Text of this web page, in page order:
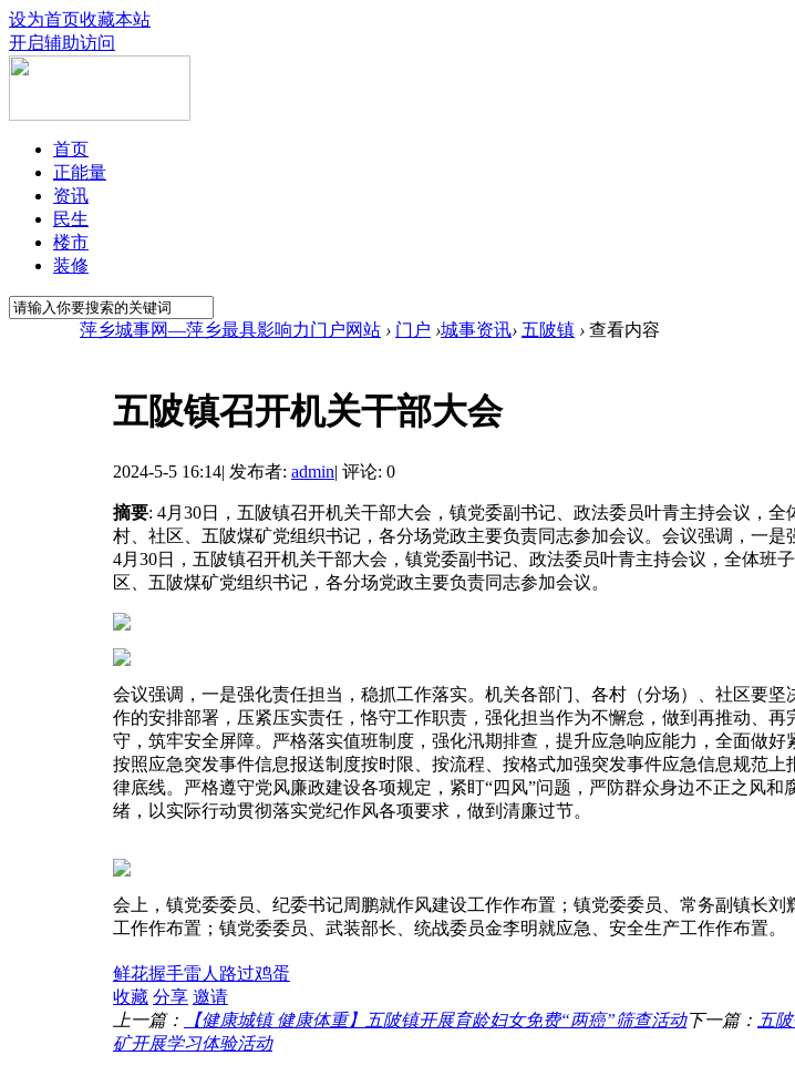
设为首页收藏本站
开启辅助访问
首页
正能量
资讯
民生
楼市
装修
萍乡城事网—萍乡最具影响力门户网站 › 门户 ›城事资讯› 五陂镇 › 查看内容
五陂镇召开机关干部大会
2024-5-5 16:14| 发布者: admin| 评论: 0
摘要: 4月30日，五陂镇召开机关干部大会，镇党委副书记、政法委员叶青主持会议，
村、社区、五陂煤矿党组织书记，各分场党政主要负责同志参加会议。会议强调，一是
4月30日，五陂镇召开机关干部大会，镇党委副书记、政法委员叶青主持会议，全体班
区、五陂煤矿党组织书记，各分场党政主要负责同志参加会议。
会议强调，一是强化责任担当，稳抓工作落实。机关各部门、各村（分场）、社区要坚
作的安排部署，压紧压实责任，恪守工作职责，强化担当作为不懈怠，做到再推动、再
守，筑牢安全屏障。严格落实值班制度，强化汛期排查，提升应急响应能力，全面做好
按照应急突发事件信息报送制度按时限、按流程、按格式加强突发事件应急信息规范上
律底线。严格遵守党风廉政建设各项规定，紧盯“四风”问题，严防群众身边不正之风和
绪，以实际行动贯彻落实党纪作风各项要求，做到清廉过节。
会上，镇党委委员、纪委书记周鹏就作风建设工作作布置；镇党委委员、常务副镇长刘
工作作布置；镇党委委员、武装部长、统战委员金李明就应急、安全生产工作作布置。
鲜花握手雷人 路过鸡蛋
收藏 分享 邀请
上一篇：
【健康城镇 健康体重】五陂镇开展育龄妇女免费“两癌”筛查活动下一篇： 五
矿开展学习体验活动